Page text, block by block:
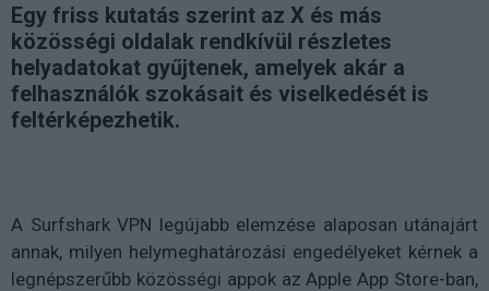
Egy friss kutatás szerint az X és más
közösségi oldalak rendkívül részletes
helyadatokat gyűjtenek, amelyek akár a
felhasználók szokásait és viselkedését is
feltérképezhetik.
A Surfshark VPN legújabb elemzése alaposan utánajárt
annak, milyen helymeghatározási engedélyeket kérnek a
legnépszerűbb közösségi appok az Apple App Store-ban,